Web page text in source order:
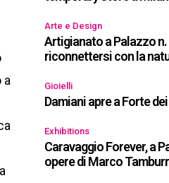
a
Arte e Design
Artigianato a Palazzo
riconnettersi con la
Gioielli
Damiani apre a Forte
Exhibitions
Caravaggio Forever, a
opere di Marco